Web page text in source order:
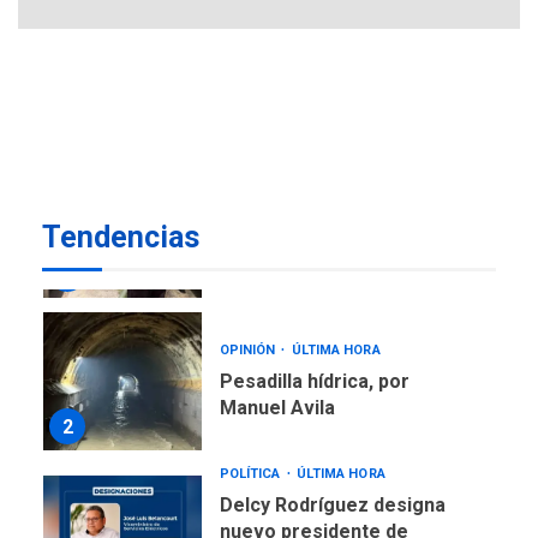
Tendencias
REGIONALES ÚLTIMA HORA
1
2
OPINIÓN ÚLTIMA HORA
Pesadilla hídrica, por
Manuel Avila
POLÍTICA ÚLTIMA HORA
Delcy Rodríguez designa
nuevo presidente de